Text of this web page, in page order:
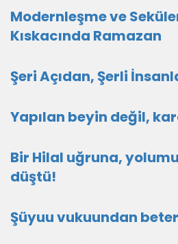
Modernleşme ve
Kıskacında Ramazan
Şeri Açıdan, Şerli
Yapılan beyin değil,
Bir Hilal uğruna,
düştü!
Şüyuu vukuundan